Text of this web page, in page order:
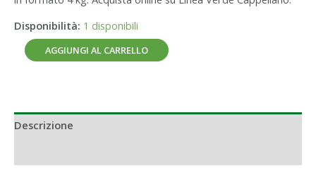
Disponibilità: 1 disponibili
AGGIUNGI AL CARRELLO
Descrizione